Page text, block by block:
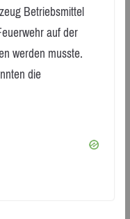
Betriebsmittel
auf der
werden musste.
die